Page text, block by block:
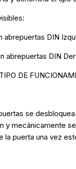
abrepuertas DIN
abrepuertas DIN
DE
se
mecánicamente
la puerta una vez